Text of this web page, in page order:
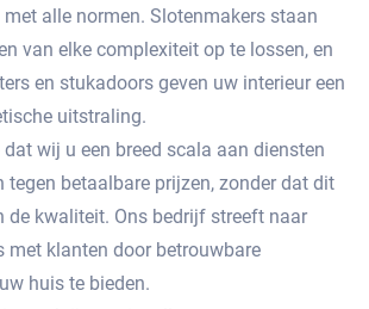
alle normen. Slotenmakers staan
van elke complexiteit op te lossen, en
en stukadoors geven uw interieur een
uitstraling.
wij u een breed scala aan diensten
tegen betaalbare prijzen, zonder dat dit
de kwaliteit. Ons bedrijf streeft naar
met klanten door betrouwbare
huis te bieden.